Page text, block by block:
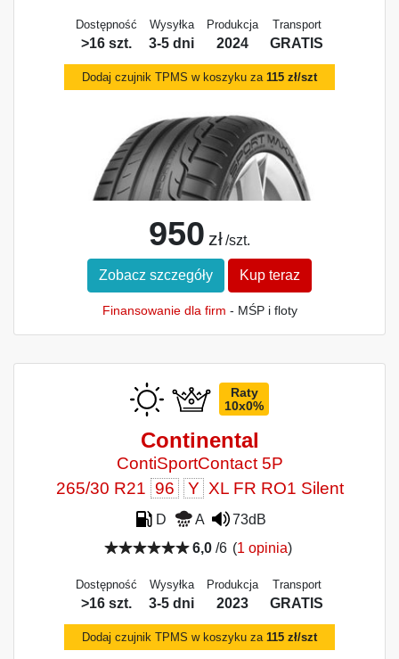
Dostępność
>16 szt.
Wysyłka
3-5 dni
Produkcja
2024
Transport
GRATIS
Dodaj czujnik TPMS w koszyku za 115 zł/szt
950 zł /szt.
Zobacz szczegóły Kup teraz
Finansowanie dla firm - MŚP i floty
Raty
10x0%
Continental
ContiSportContact 5P
265/30 R21 96 Y XL FR RO1 Silent
D A
73dB
6,0/6 (1 opinia)
Dostępność
>16 szt.
Wysyłka
3-5 dni
Produkcja
2023
Transport
GRATIS
Dodaj czujnik TPMS w koszyku za 115 zł/szt